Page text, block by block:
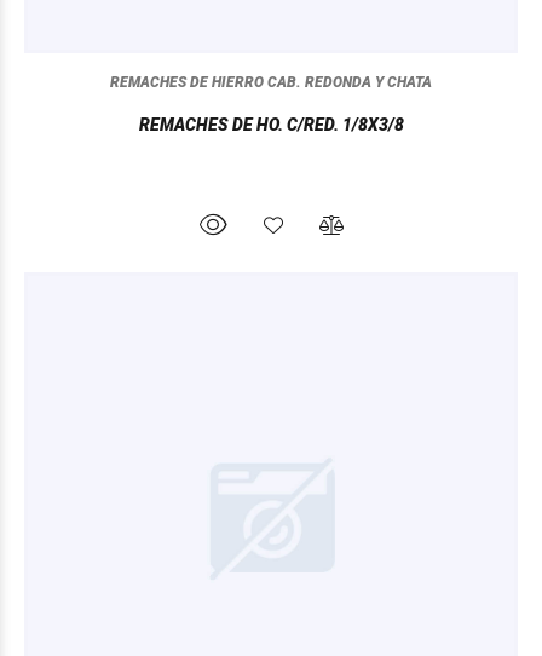
REMACHES DE HIERRO CAB. REDONDA Y CHATA
REMACHES DE HO. C/RED. 1/8X3/8